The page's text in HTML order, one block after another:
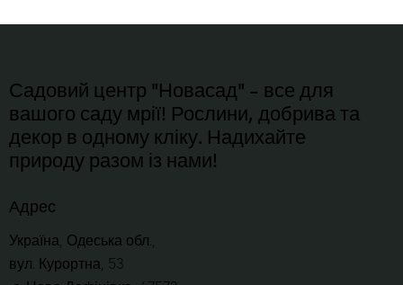
Садовий центр "Новасад" - все для
вашого саду мрії! Рослини, добрива та
декор в одному кліку. Надихайте
природу разом із нами!
Адрес
Україна, Одеська обл.,
вул. Курортна, 53